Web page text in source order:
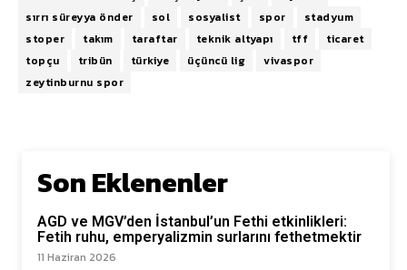
sırrı süreyya önder
sol sosyalist spor
stadyum
stoper
takım taraftar teknik altyapı tff
ticaret
topçu
tribün türkiye üçüncü lig
vivaspor
zeytinburnu spor
Son Eklenenler
AGD ve MGV’den İstanbul’un Fethi etkinlikleri:
Fetih ruhu, emperyalizmin surlarını fethetmektir
11 Haziran 2026